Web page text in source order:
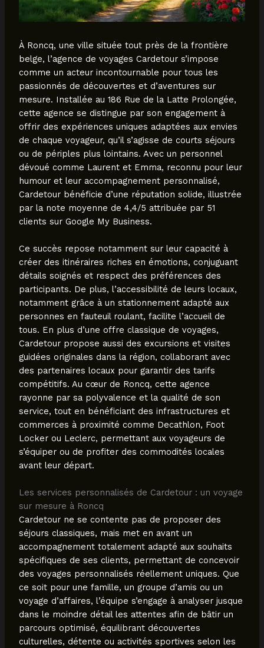
À Roncq, une ville située tout près de la frontière
belge, l’agence de voyages Cardetour s’impose
comme un acteur incontournable pour tous les
passionnés de découvertes et d’aventures sur
mesure. Installée au 186 Rue de la Latte Prolongée,
cette agence se distingue par son engagement à
offrir des expériences uniques adaptées aux envies
de chaque voyageur, qu’il s’agisse de courts séjours
ou de périples plus lointains. Avec un personnel
dévoué comme Laurent et Emma, reconnu pour leur
humour et leur accompagnement personnalisé,
Cardetour bénéficie d’une réputation solide, illustrée
par la note moyenne de 4,4/5 attribuée par 51
clients sur Google My Business.
Ce succès repose notamment sur leur capacité à
créer des itinéraires riches en émotions, conjuguant
détails soignés et respect des préférences des
participants. De plus, l’accessibilité de leurs locaux,
notamment grâce à un stationnement adapté aux
personnes en fauteuil roulant, facilite l’accueil de
tous. En plus d’une offre classique de voyages,
Cardetour propose aussi des excursions et visites
guidées originales dans la région, collaborant avec
des partenaires locaux pour garantir des tarifs
compétitifs. Au cœur de Roncq, cette agence
rayonne par sa polyvalence et la qualité de son
service, tout en bénéficiant des infrastructures et
commerces à proximité comme Decathlon, Foot
Locker ou Leclerc, permettant aux voyageurs de
s’équiper ou de profiter des commodités locales
avant leur départ.
Les services personnalisés de Cardetour : un voyage
sur mesure à Roncq
Cardetour ne se contente pas de proposer des
séjours classiques, mais met en avant un
accompagnement totalement adapté aux souhaits
spécifiques de ses clients, permettant de concevoir
des voyages personnalisés réellement uniques. Que
ce soit pour une famille, un groupe d’amis ou un
voyage d’affaires, l’équipe s’engage à analyser jusque
dans le moindre détail les attentes afin de bâtir un
parcours optimisé, équilibrant découvertes
culturelles, détente ou activités sportives selon les